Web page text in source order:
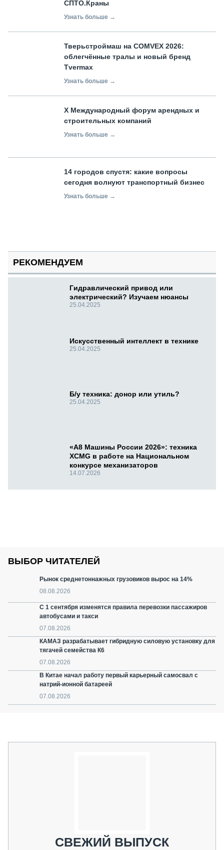
СПТО.Краны
Узнать больше →
Тверьстроймаш на COMVEX 2026:
облегчённые тралы и новый бренд
Tvermax
Узнать больше →
X Международный форум арендных и
строительных компаний
Узнать больше →
14 городов спустя: какие вопросы
сегодня волнуют транспортный бизнес
Узнать больше →
РЕКОМЕНДУЕМ
Гидравлический привод или
электрический? Изучаем нюансы
25.04.2025
Искусственный интеллект в технике
25.04.2025
Б/у техника: донор или утиль?
25.04.2025
«А8 Машины России 2026»: техника
XCMG в работе на Национальном
конкурсе механизаторов
14.07.2026
ВЫБОР ЧИТАТЕЛЕЙ
Рынок среднетоннажных грузовиков вырос на 14%
08.08.2026
С 1 сентября изменятся правила перевозки пассажиров
автобусами и такси
07.08.2026
КАМАЗ разрабатывает гибридную силовую установку для
тягачей семейства К6
07.08.2026
В Китае начал работу первый карьерный самосвал с
натрий-ионной батареей
07.08.2026
СВЕЖИЙ ВЫПУСК